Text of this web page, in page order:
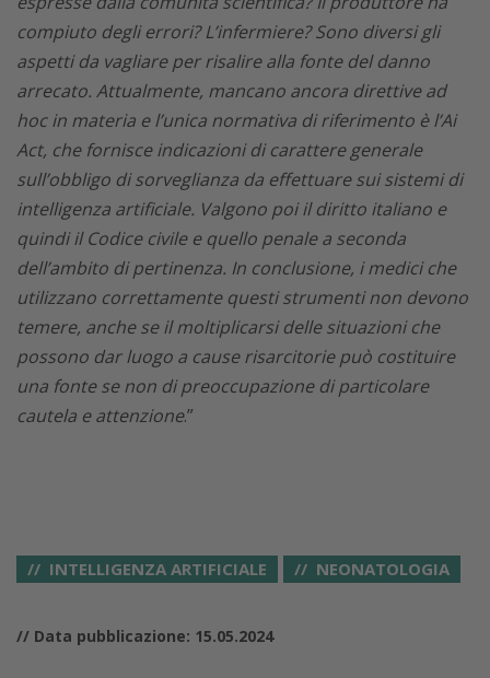
compiuto degli errori? L’infermiere? Sono diversi gli
aspetti da vagliare per risalire alla fonte del danno
arrecato. Attualmente, mancano ancora direttive ad
hoc in materia e l’unica normativa di riferimento è l’Ai
Act, che fornisce indicazioni di carattere generale
sull’obbligo di sorveglianza da effettuare sui sistemi di
intelligenza artificiale. Valgono poi il diritto italiano e
quindi il Codice civile e quello penale a seconda
dell’ambito di pertinenza. In conclusione, i medici che
utilizzano correttamente questi strumenti non devono
temere, anche se il moltiplicarsi delle situazioni che
possono dar luogo a cause risarcitorie può costituire
una fonte se non di preoccupazione di particolare
cautela e attenzione.”
INTELLIGENZA ARTIFICIALE NEONATOLOGIA
// Data pubblicazione: 15.05.2024